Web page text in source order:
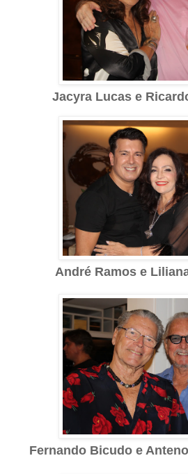
Jacyra Lucas e Ricardo
André Ramos e Liliana
Fernando Bicudo e